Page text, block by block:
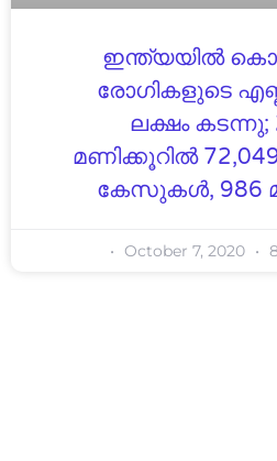
ഇന്ത്യയില്‍
രോഗികളുടെ
ലക്ഷം കടന്നു;
മണിക്കൂറില്‍
കേസുകള്‍, 986
October 7, 2020